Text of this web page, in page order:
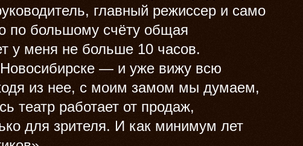
главный режиссер и само
по большому счёту общая
у меня не больше 10 часов.
— и уже вижу всю
из нее, с моим замом мы думаем,
театр работает от продаж,
для зрителя. И как минимум лет